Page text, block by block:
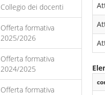
Collegio dei docenti
Offerta formativa
2025/2026
Offerta formativa
2024/2025
Offerta formativa